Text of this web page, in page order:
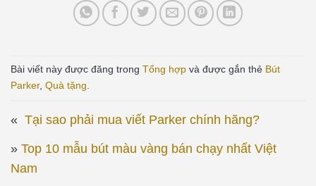
Bài viết này được đăng trong Tổng hợp và được gắn thẻ Bút
Parker, Quà tặng
Tại sao phải mua viết Parker chính hãng?
Top 10 mẫu bút màu vàng bán chạy nhất Việt
Nam